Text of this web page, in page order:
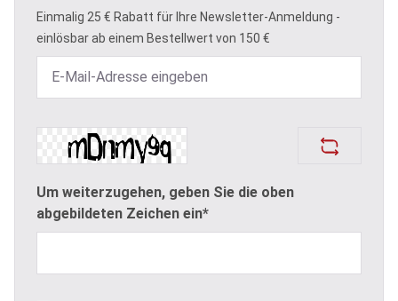
Einmalig 25 € Rabatt für Ihre Newsletter-Anmeldung -
einlösbar ab einem Bestellwert von 150 €
Um weiterzugehen, geben Sie die oben
abgebildeten Zeichen ein*